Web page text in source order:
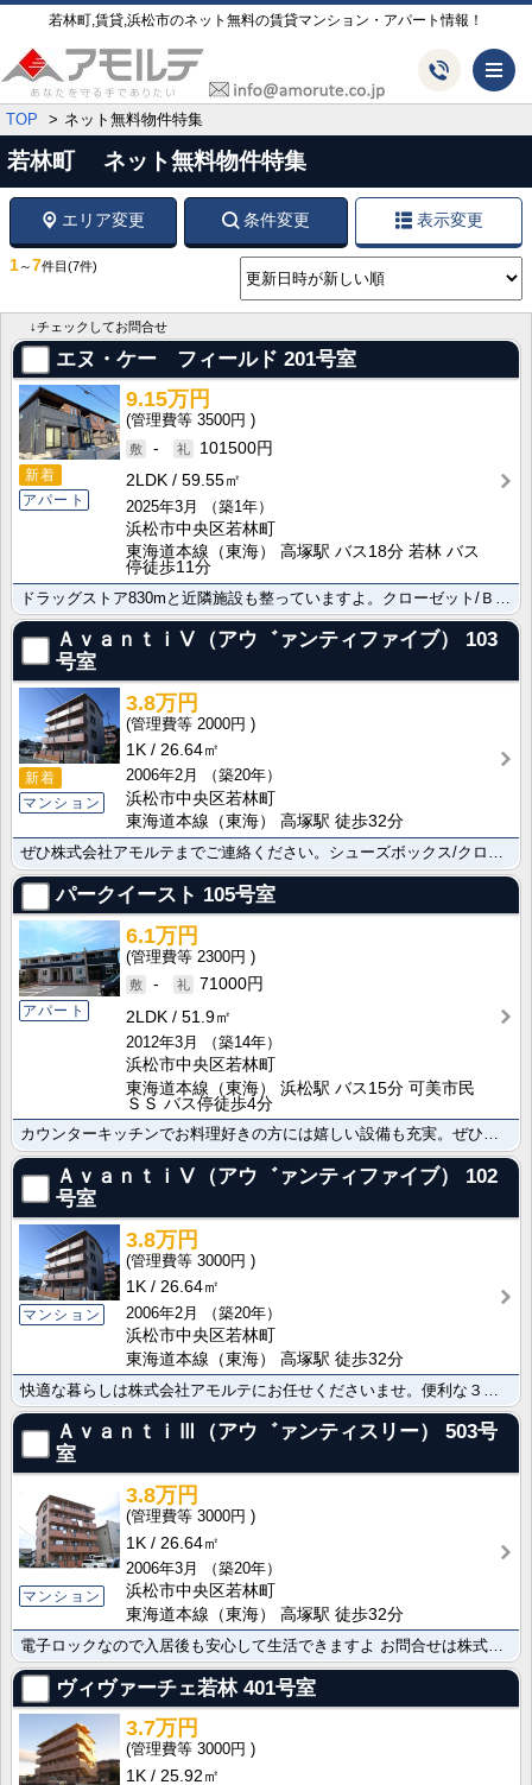
若林町,賃貸,浜松市のネット無料の賃貸マンション・アパート情報！
TOP ネット無料物件特集
若林町 ネット無料物件特集
エリア変更 条件変更 表示変更
1～7件目 (7件)
↓チェックしてお問合せ
エヌ・ケー フィールド 201号室
新着
アパート
9.15万円
3500円
-
101500円
2LDK
59.55㎡
2025年3月
（築1年）
浜松市中央区若林町
東海道本線（東海） 高塚駅 バス18分 若林 バス
停徒歩11分
ドラッグストア830mと近隣施設も整っていますよ。クローゼット/ＢＳ/シューズボックスで快適な生活は･･･
ＡｖａｎｔｉⅤ（アウ゛ァンティファイブ）
103
号室
新着
マンション
3.8万円
2000円
1K
26.64㎡
2006年2月
（築20年）
浜松市中央区若林町
東海道本線（東海） 高塚駅 徒歩32分
ぜひ株式会社アモルテまでご連絡ください。シューズボックス/クローゼット/バス・トイレ別/室内洗濯機置･･･
パークイースト 105号室
アパート
6.1万円
2300円
-
71000円
2LDK
51.9㎡
2012年3月
（築14年）
浜松市中央区若林町
東海道本線（東海） 浜松駅 バス15分 可美市民
ＳＳ バス停徒歩4分
カウンターキッチンでお料理好きの方には嬉しい設備も充実。ぜひ株式会社アモルテまでお問い合わせください･･･
ＡｖａｎｔｉⅤ（アウ゛ァンティファイブ）
102
号室
マンション
3.8万円
3000円
1K
26.64㎡
2006年2月
（築20年）
浜松市中央区若林町
東海道本線（東海） 高塚駅 徒歩32分
ＡｖａｎｔｉⅢ（アウ゛ァンティスリー）
503号
室
マンション
3.8万円
3000円
1K
26.64㎡
2006年3月
（築20年）
浜松市中央区若林町
東海道本線（東海） 高塚駅 徒歩32分
ヴィヴァーチェ若林401号室
3.7万円
3000円
1K
25.92㎡